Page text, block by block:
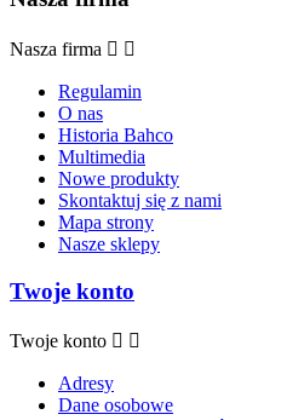
Nasza firma  
Regulamin
O nas
Historia Bahco
Multimedia
Nowe produkty
Skontaktuj się z nami
Mapa strony
Nasze sklepy
Twoje konto
Twoje konto  
Adresy
Dane osobowe